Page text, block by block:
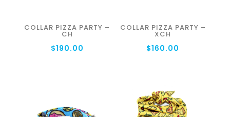
COLLAR PIZZA PARTY –
CH
$190.00
COLLAR PIZZA PARTY –
XCH
$160.00